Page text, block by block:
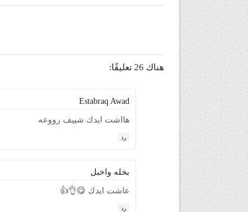
هناك 26 تعليقًا:
Estabraq Awad
هااشت ايدك شييف رووعه
رد
بخله واخبل
عاشت ايدك 😋👌👍
رد